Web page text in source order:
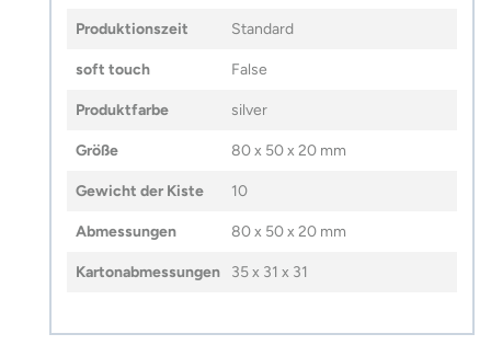
Produktionszeit Standard
soft touch False
Produktfarbe silver
Größe 80 x 50 x 20 mm
Gewicht der Kiste 10
Abmessungen 80 x 50 x 20 mm
Kartonabmessungen 35 x 31 x 31